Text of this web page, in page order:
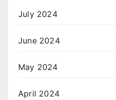
July 2024
June 2024
May 2024
April 2024